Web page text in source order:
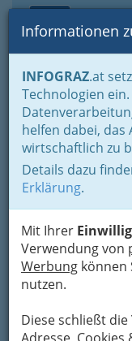
Informationen
INFOGRAZ.at
Technologien
helfen dabei,
wirtschaftlich zu
Details dazu
Erklärung.
Mit Ihrer
Verwendung von
Werbung können
nutzen.
Diese schließt
Home Branchen
Information und
Immobilien- &
m.b.H.
+43 5 0244 -
Karte